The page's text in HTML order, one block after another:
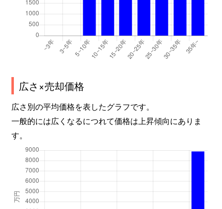
広さ×売却価格
広さ別の平均価格を表したグラフです。
一般的には広くなるにつれて価格は上昇傾向にありま
す。